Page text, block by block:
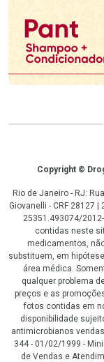
CopyrightCopyright ©
Rio de Janeiro - RJ:
Giovanelli - CRF 28127
25351.493074/
contidas neste
medicamentos,
substituem, em
área médica.
qualquer problema
preços e as
fotos contidas em
disponibilidade
antimicrobianos
344 - 01/02/1999 -
de Vendas e